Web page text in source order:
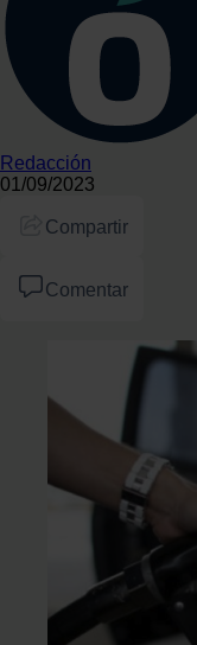
Redacción
01/09/2023
Compartir
Comentar